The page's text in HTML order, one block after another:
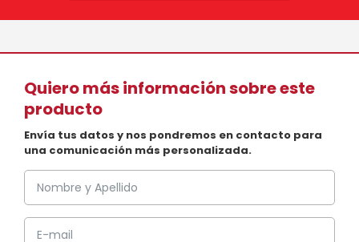
Quiero más información sobre este
producto
Envía tus datos y nos pondremos en contacto para
una comunicación más personalizada.